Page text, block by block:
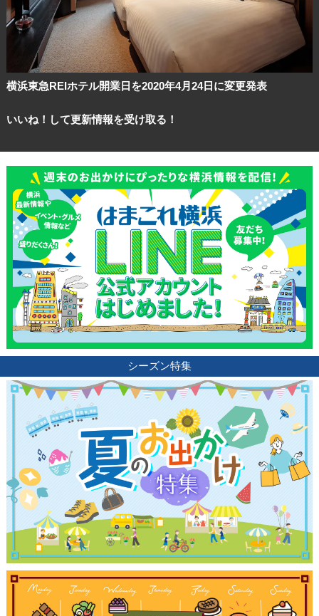
横浜東急REIホテル開業日を2020年4月24日に変更発表
いいね！して更新情報を受け取る！
シーズン特集